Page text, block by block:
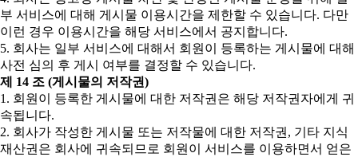
부 서비스에 대해 게시물 이용시간을 제한할 수 있습니다. 다만
이런 경우 이용시간을 해당 서비스에서 공지합니다.
5. 회사는 일부 서비스에 대해서 회원이 등록하는 게시물에 대해
사전 심의 후 게시 여부를 결정할 수 있습니다.
제 14 조 (게시물의 저작권)
1. 회원이 등록한 게시물에 대한 저작권은 해당 저작권자에게 귀
속됩니다.
2. 회사가 작성한 게시물 또는 저작물에 대한 저작권, 기타 지식
재산권은 회사에 귀속되므로 회원이 서비스를 이용하면서 얻은